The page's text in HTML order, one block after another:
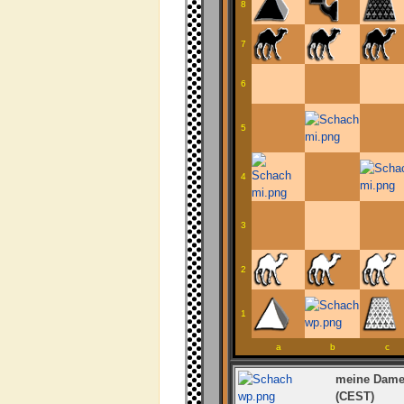
8
7
6
5
4
3
2
1
a b c
meine
(CEST)